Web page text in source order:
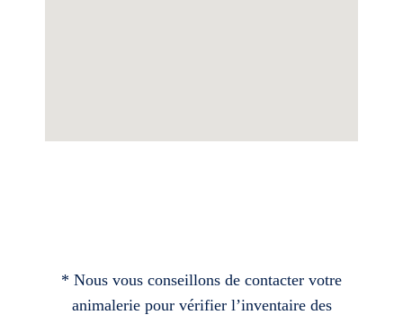
* Nous vous conseillons de contacter votre
animalerie pour vérifier l’inventaire des